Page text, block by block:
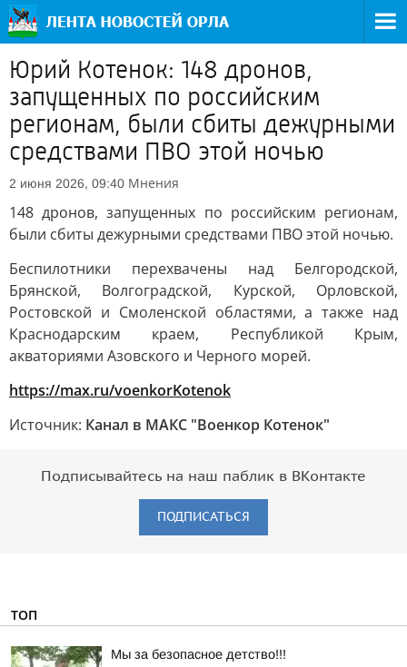
Юрий Котенок: 148 дронов,
запущенных по российским
регионам, были сбиты дежурными
средствами ПВО этой ночью
2 июня 2026, 09:40 Мнения
148 дронов, запущенных по российским регионам,
были сбиты дежурными средствами ПВО этой ночью.
Беспилотники перехвачены над Белгородской,
Брянской, Волгоградской, Курской, Орловской,
Ростовской и Смоленской областями, а также над
Краснодарским краем, Республикой Крым,
акваториями Азовского и Черного морей.
https://max.ru/voenkorKotenok
Источник: Канал в МАКС "Военкор Котенок"
Подписывайтесь на наш паблик в ВКонтакте
ПОДПИСАТЬСЯ
ТОП
Мы за безопасное детство!!!